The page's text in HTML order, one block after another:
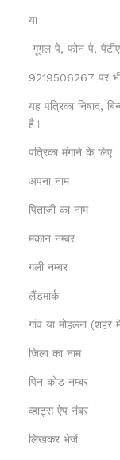
या
गूगल पे, फोन पे,
9219506267 पर
यह पत्रिका निषाद,
है।
पत्रिका मंगाने के लिए
अपना नाम
पिताजी का नाम
मकान नम्बर
गली नम्बर
लैंडमार्क
गांव या मोहल्ला (शहर
जिला का नाम
पिन कोड नम्बर
व्हाट्स ऐप नंबर
लिखकर भेजें